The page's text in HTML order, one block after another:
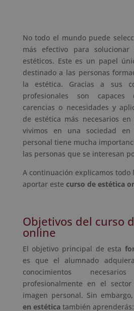
No todo el mundo puede
más efectivo para solucionar
estéticos. Este es un papel
destinado a las personas
la estética. Gracias a sus
profesionales son
carencias o necesidades y
de estética más necesarios
vivimos en una sociedad
personal tiene mucha
las personas que se interesan
A continuación explicamos todo
aportar este curso de estética
Objetivos del curso
online
El objetivo principal de esta
es que el alumnado
conocimientos
profesionalmente en el
imagen personal. Sin
en estéticatambién aprenderás: